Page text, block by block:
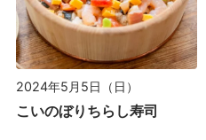
2024年5月5日（日）
こいのぼりちらし寿司